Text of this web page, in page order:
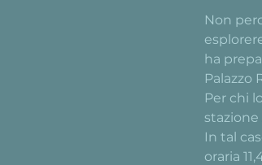
Non
ha
Palazzo
Per chi
stazione
In tal
oraria